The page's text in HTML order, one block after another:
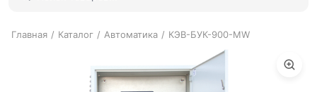
Главная / Каталог / Автоматика / КЭВ-БУК-900-MW